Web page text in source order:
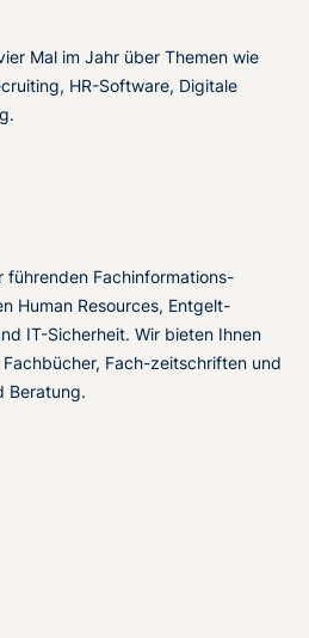
Mal im Jahr über Themen wie
HR-Software, Digitale
führenden Fachinformations-
Human Resources, Entgelt-
IT-Sicherheit. Wir bieten Ihnen
Fach-zeitschriften und
Beratung.